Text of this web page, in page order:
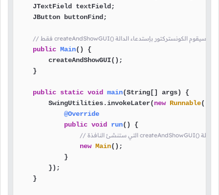
    JTextField textField;
    JButton buttonFind;
public Main()
{
        createAndShowGUI();
    }
public static void main(String[] args)
{
        SwingUtilities.invokeLater(
new Runnable() {
@Override
public void run() {
new Main();
            }
        });
    }